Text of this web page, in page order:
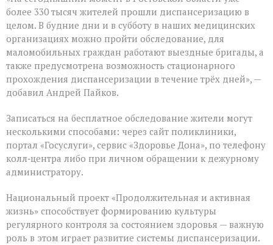
более 330 тысяч жителей прошли диспансеризацию в
целом. В будние дни и в субботу в наших медицинских
организациях можно пройти обследование, для
маломобильных граждан работают выездные бригады, а
также предусмотрена возможность стационарного
прохождения диспансеризации в течение трёх дней», —
добавил Андрей Пайков.
Записаться на бесплатное обследование жители могут
несколькими способами: через сайт поликлиники,
портал «Госуслуги», сервис «Здоровье Дона», по телефону
колл‑центра либо при личном обращении к дежурному
администратору.
Национальный проект «Продолжительная и активная
жизнь» способствует формированию культуры
регулярного контроля за состоянием здоровья — важную
роль в этом играет развитие системы диспансеризации.